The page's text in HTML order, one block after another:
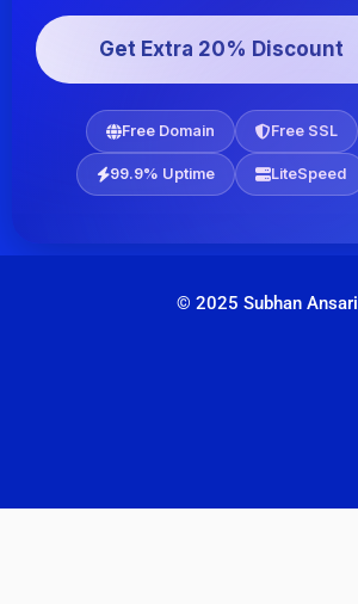
Get Extra 20% Discount
Free Domain Free SSL
99.9% Uptime LiteSpeed
© 2025 Subhan Ansari